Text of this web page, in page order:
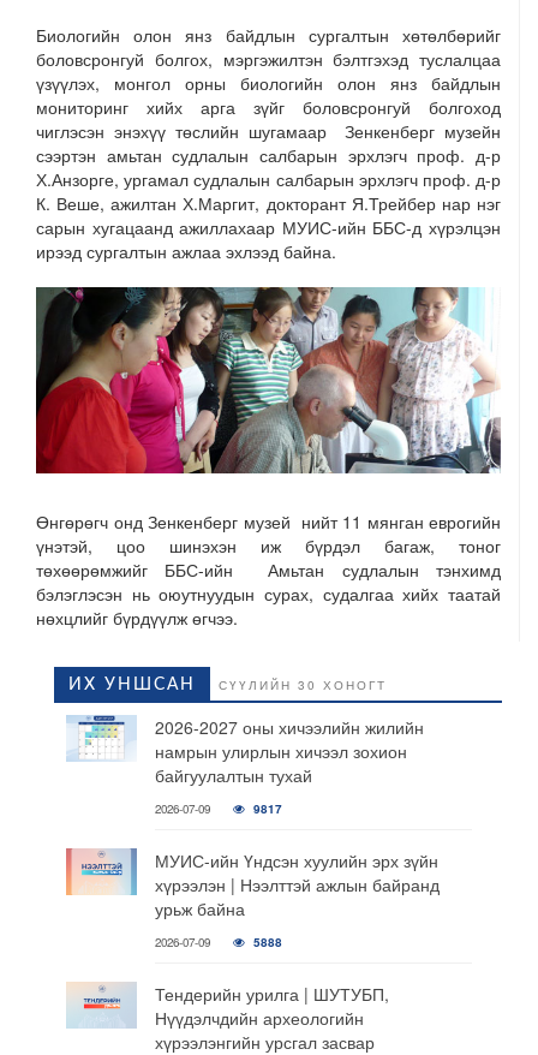
Биологийн олон янз байдлын сургалтын хөтөлбөрийг
боловсронгуй болгох, мэргэжилтэн бэлтгэхэд туслалцаа
үзүүлэх, монгол орны биологийн олон янз байдлын
мониторинг хийх арга зүйг боловсронгуй болгоход
чиглэсэн энэхүү төслийн шугамаар Зенкенберг музейн
сээртэн амьтан судлалын салбарын эрхлэгч проф. д-р
Х.Анзорге, ургамал судлалын салбарын эрхлэгч проф. д-р
К. Веше, ажилтан Х.Маргит, докторант Я.Трейбер нар нэг
сарын хугацаанд ажиллахаар МУИС-ийн ББС-д хүрэлцэн
ирээд сургалтын ажлаа эхлээд байна.
Өнгөрөгч онд Зенкенберг музей нийт 11 мянган еврогийн
үнэтэй, цоо шинэхэн иж бүрдэл багаж, тоног
төхөөрөмжийг ББС-ийн Амьтан судлалын тэнхимд
бэлэглэсэн нь оюутнуудын сурах, судалгаа хийх таатай
нөхцлийг бүрдүүлж өгчээ.
ИХ УНШСАН СҮҮЛИЙН 30 ХОНОГТ
2026-2027 оны хичээлийн жилийн
намрын улирлын хичээл зохион
байгуулалтын тухай
2026-07-09 9817
МУИС-ийн Үндсэн хуулийн эрх зүйн
хүрээлэн | Нээлттэй ажлын байранд
урьж байна
2026-07-09 5888
Тендерийн урилга | ШУТУБП,
Нүүдэлчдийн археологийн
хүрээлэнгийн урсгал засвар